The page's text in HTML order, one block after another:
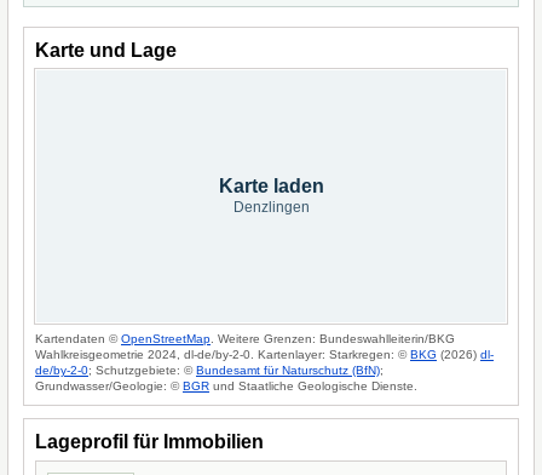
Karte und Lage
Karte laden
Denzlingen
Kartendaten ©OpenStreetMap . Weitere Grenzen: Bundeswahlleiterin/BKG
Wahlkreisgeometrie 2024, dl-de/by-2-0. Kartenlayer: Starkregen: ©BKG (2026) dl-
de/by-2-0; Schutzgebiete: ©Bundesamt für Naturschutz (BfN);
Grundwasser/Geologie: ©BGR und Staatliche Geologische Dienste.
Lageprofil für Immobilien